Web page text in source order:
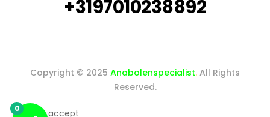
+3197010238892
Copyright © 2025 Anabolenspecialist. All Rights
Reserved.
We accept
0